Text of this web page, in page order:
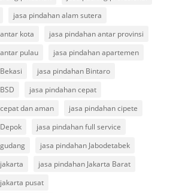
jasa pindahan alam sutera
kota
jasa pindahan antar provinsi
pulau
jasa pindahan apartemen
jasa pindahan Bintaro
jasa pindahan cepat
dan aman
jasa pindahan cipete
jasa pindahan full service
jasa pindahan Jabodetabek
jasa pindahan Jakarta Barat
pusat